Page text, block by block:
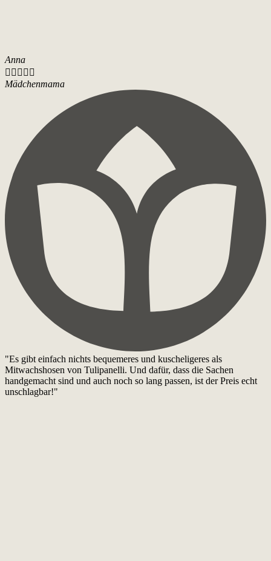
Anna
    
Mädchenmama
"Es gibt einfach nichts bequemeres und kuscheligeres als
Mitwachshosen von Tulipanelli. Und dafür, dass die Sachen
handgemacht sind und auch noch so lang passen, ist der Preis echt
unschlagbar!"